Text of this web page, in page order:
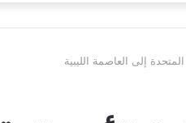
إلى العاصمة الليبية